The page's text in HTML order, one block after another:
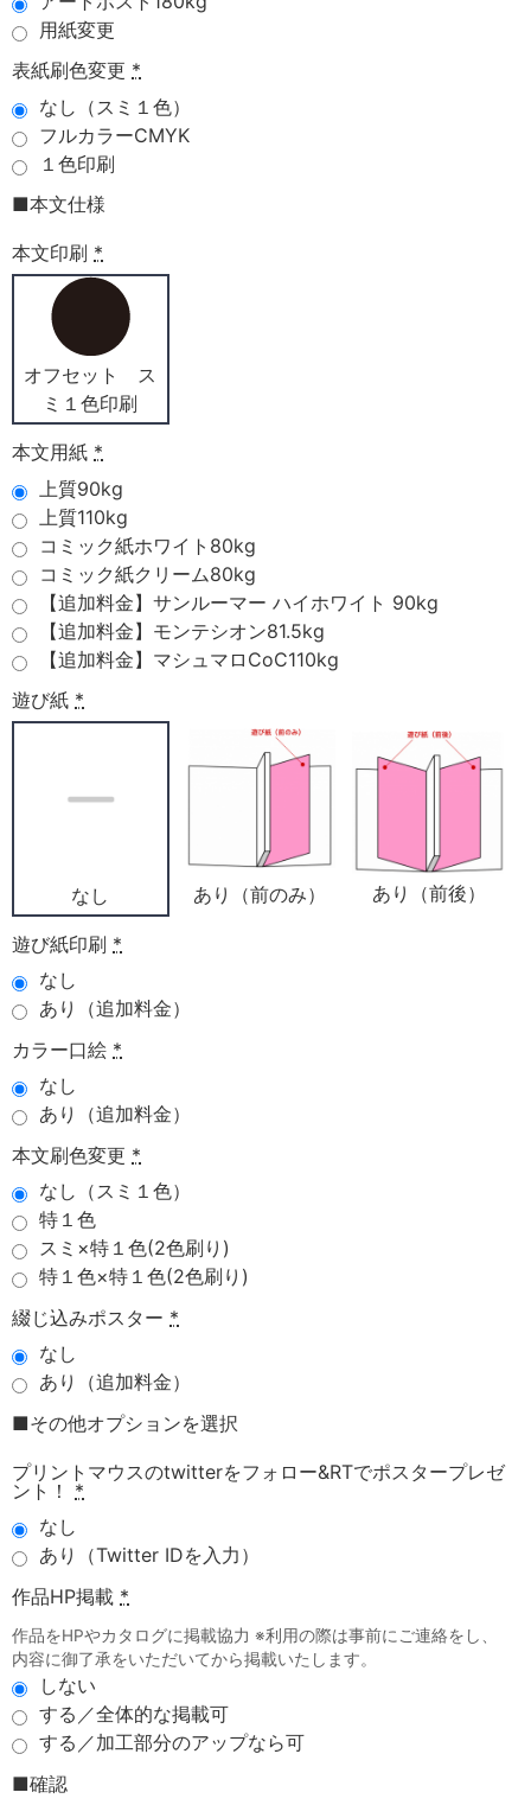
用紙変更
表紙刷色変更 *
なし（スミ１色）
フルカラーCMYK
１色印刷
■本文仕様
本文印刷 *
オフセット ス
ミ１色印刷
本文用紙 *
上質90kg
上質110kg
コミック紙ホワイト80kg
コミック紙クリーム80kg
【追加料金】サンルーマー ハイホワイト 90kg
【追加料金】モンテシオン81.5kg
【追加料金】マシュマロCoC110kg
遊び紙 *
なし あり（前のみ） あり（前後）
遊び紙印刷 *
なし
あり（追加料金）
カラー口絵 *
なし
あり（追加料金）
本文刷色変更 *
なし（スミ１色）
特１色
スミ×特１色(2色刷り)
特１色×特１色(2色刷り)
綴じ込みポスター *
なし
あり（追加料金）
■その他オプションを選択
プリントマウスのtwitterをフォロー&RTでポスタープレゼ
ント！
*
なし
あり（Twitter IDを入力）
作品HP掲載 *
作品をHPやカタログに掲載協力 ※利用の際は事前にご連絡をし、
内容に御了承をいただいてから掲載いたします。
しない
する／全体的な掲載可
する／加工部分のアップなら可
■確認